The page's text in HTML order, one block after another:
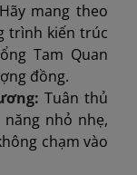
Hãy mang theo
trình kiến trúc
Tam Quan
đồng.
Tuân thủ
nhỏ nhẹ,
chạm vào